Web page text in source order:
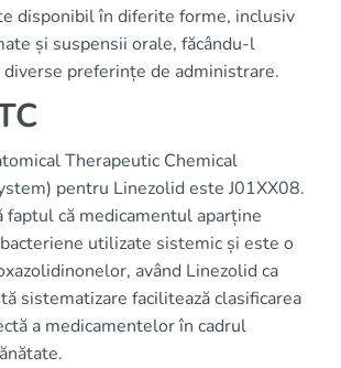
disponibil în diferite forme, inclusiv
și suspensii orale, făcându-l
preferințe de administrare.
Therapeutic Chemical
pentru Linezolid este J01XX08.
faptul că medicamentul aparține
utilizate sistemic și este o
având Linezolid ca
sistematizare facilitează clasificarea
a medicamentelor în cadrul